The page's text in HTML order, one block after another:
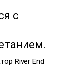
с
River End